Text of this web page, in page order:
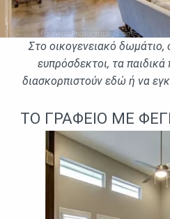
Στο οικογενειακό δωμάτιο,
ευπρόσδεκτοι, τα παιδικά
διασκορπιστούν εδώ ή να
ΤΟ ΓΡΑΦἘΙΟ ΜΕ